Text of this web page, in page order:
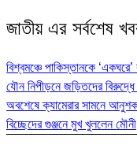
জাতীয় এর সর্বশেষ
বিশ্বমঞ্চে পাকিস্তানকে
যৌন নিপীড়নে জড়িতদের
অবশেষে ক্যামেরার সামনে
বিচ্ছেদের গুঞ্জনে মুখ খুললেন মৌনী